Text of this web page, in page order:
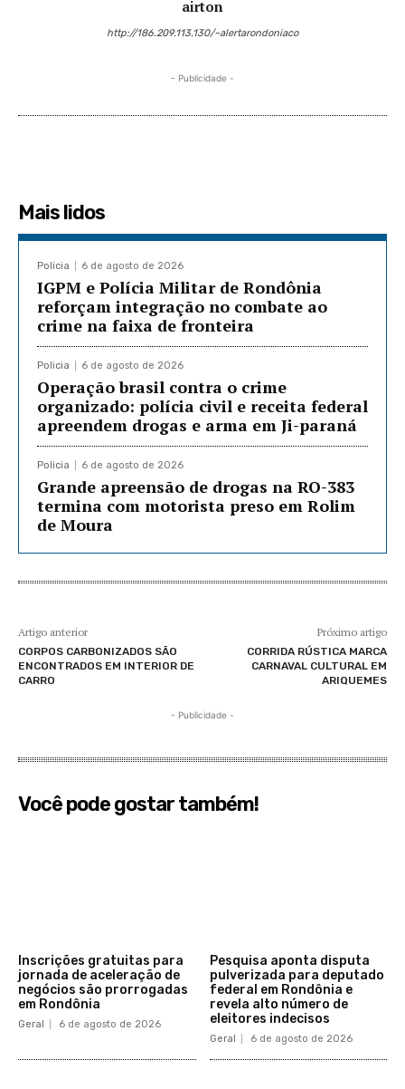
airton
http://186.209.113.130/~alertarondoniaco
- Publicidade -
Mais lidos
Policia 6 de agosto de 2026
IGPM e Polícia Militar de Rondônia
reforçam integração no combate ao
crime na faixa de fronteira
Policia 6 de agosto de 2026
Operação brasil contra o crime
organizado: polícia civil e receita federal
apreendem drogas e arma em Ji-paraná
Policia 6 de agosto de 2026
Grande apreensão de drogas na RO-383
termina com motorista preso em Rolim
de Moura
Artigo anterior
CORPOS CARBONIZADOS SÃO
ENCONTRADOS EM INTERIOR DE
CARRO
Próximo artigo
CORRIDA RÚSTICA MARCA
CARNAVAL CULTURAL EM
ARIQUEMES
- Publicidade -
Você pode gostar também!
Inscrições gratuitas para
jornada de aceleração de
negócios são prorrogadas
em Rondônia
Geral 6 de agosto de 2026
Pesquisa aponta disputa
pulverizada para deputado
federal em Rondônia e
revela alto número de
eleitores indecisos
Geral 6 de agosto de 2026